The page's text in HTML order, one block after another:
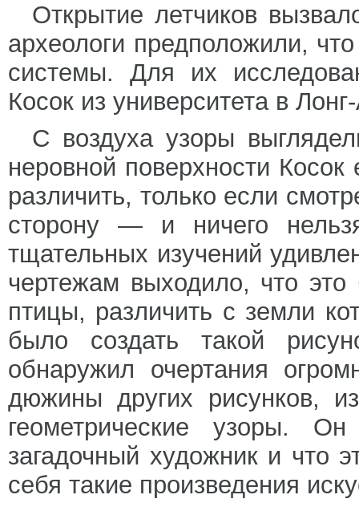
Открытие летчиков
археологи предположили,
системы. Для их
Косок из университета в
С воздуха узоры
неровной поверхности
различить, только если
сторону — и ничего
тщательных изучений
чертежам выходило, что
птицы, различить с земли
было создать такой
обнаружил очертания
дюжины других рисунков,
геометрические узоры.
загадочный художник и что
себя такие произведения